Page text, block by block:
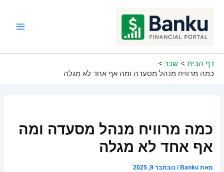
דף הבית
שכר
כמה מרוויח מנהל מסעדה ומה אף אחד לא מגלה
כמה מרוויח מנהל מסעדה ומה
אף אחד לא מגלה
מאתBanku
/נובמבר 9, 2025